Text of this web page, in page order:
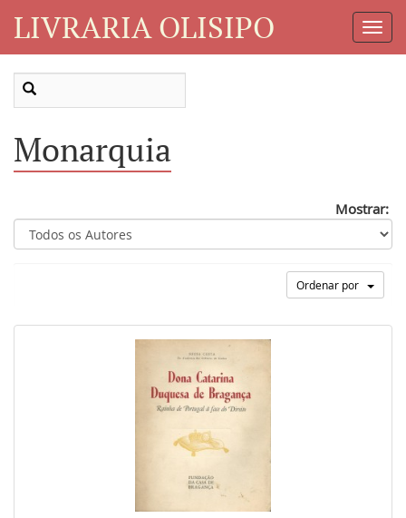
LIVRARIA OLISIPO
Monarquia
Mostrar:
Ordenar por